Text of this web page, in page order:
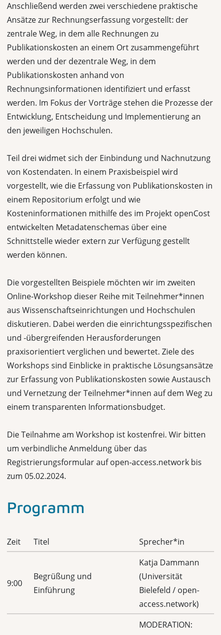
Anschließend werden zwei verschiedene praktische
Ansätze zur Rechnungserfassung vorgestellt: der
zentrale Weg, in dem alle Rechnungen zu
Publikationskosten an einem Ort zusammengeführt
werden und der dezentrale Weg, in dem
Publikationskosten anhand von
Rechnungsinformationen identifiziert und erfasst
werden. Im Fokus der Vorträge stehen die Prozesse der
Entwicklung, Entscheidung und Implementierung an
den jeweiligen Hochschulen.
Teil drei widmet sich der Einbindung und Nachnutzung
von Kostendaten. In einem Praxisbeispiel wird
vorgestellt, wie die Erfassung von Publikationskosten in
einem Repositorium erfolgt und wie
Kosteninformationen mithilfe des im Projekt openCost
entwickelten Metadatenschemas über eine
Schnittstelle wieder extern zur Verfügung gestellt
werden können.
Die vorgestellten Beispiele möchten wir im zweiten
Online-Workshop dieser Reihe mit Teilnehmer*innen
aus Wissenschaftseinrichtungen und Hochschulen
diskutieren. Dabei werden die einrichtungsspezifischen
und -übergreifenden Herausforderungen
praxisorientiert verglichen und bewertet. Ziele des
Workshops sind Einblicke in praktische Lösungsansätze
zur Erfassung von Publikationskosten sowie Austausch
und Vernetzung der Teilnehmer*innen auf dem Weg zu
einem transparenten Informationsbudget.
Die Teilnahme am Workshop ist kostenfrei. Wir bitten
um verbindliche Anmeldung über das
Registrierungsformular auf open-access.network bis
zum 05.02.2024.
Programm
Zeit Titel Sprecher*in
9:00
Begrüßung und
Einführung
Katja Dammann
(Universität
Bielefeld / open-
access.network)
MODERATION: